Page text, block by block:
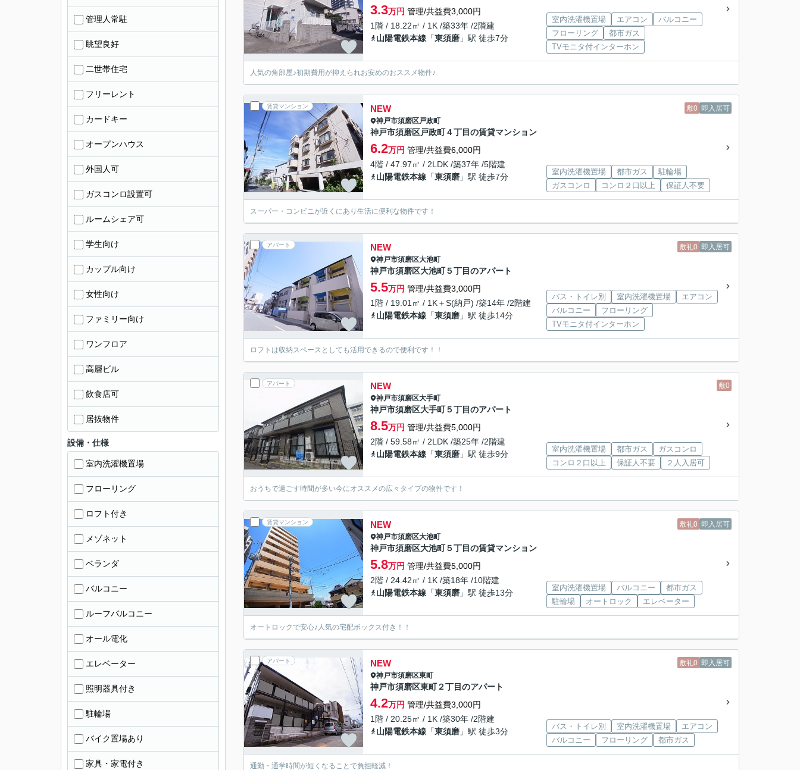
3.3万円 管理/共益費3,000円
1階 / 18.22㎡ / 1K /築33年 /2階建
山陽電鉄本線 「東須磨 」駅 徒歩7分
室内洗濯機置場 エアコン
バルコニー
フローリング
都市ガス
TVモニタ付インターホン
人気の角部屋♪初期費用が抑えられお安めのおススメ物件♪
賃貸マンション 敷0 即入居可
NEW
神戸市須磨区戸政町
神戸市須磨区戸政町４丁目の賃貸マンション
6.2万円 管理/共益費6,000円
4階 / 47.97㎡ / 2LDK /築37年 /5階建
山陽電鉄本線 「東須磨 」駅 徒歩7分
室内洗濯機置場 都市ガス
駐輪場
ガスコンロ
コンロ２口以上 保証人不要
スーパー・コンビニが近くにあり生活に便利な物件です！
アパート 敷礼0 即入居可
NEW
神戸市須磨区大池町
神戸市須磨区大池町５丁目のアパート
5.5万円 管理/共益費3,000円
1階 / 19.01㎡ / 1K＋S(納戸) /築14年 /2階建
山陽電鉄本線 「東須磨 」駅 徒歩14分
バス・トイレ別 室内洗濯機置場
エアコン
バルコニー
フローリング
TVモニタ付インターホン
ロフトは収納スペースとしても活用できるので便利です！！
アパート 敷0
NEW
神戸市須磨区大手町
神戸市須磨区大手町５丁目のアパート
8.5万円 管理/共益費5,000円
2階 / 59.58㎡ / 2LDK /築25年 /2階建
山陽電鉄本線 「東須磨 」駅 徒歩9分
室内洗濯機置場 都市ガス
ガスコンロ
コンロ２口以上
保証人不要 ２人入居可
おうちで過ごす時間が多い今にオススメの広々タイプの物件です！
賃貸マンション 敷礼0 即入居可
NEW
神戸市須磨区大池町
神戸市須磨区大池町５丁目の賃貸マンション
5.8万円 管理/共益費5,000円
2階 / 24.42㎡ / 1K /築18年 /10階建
山陽電鉄本線 「東須磨 」駅 徒歩13分
室内洗濯機置場 バルコニー
都市ガス
駐輪場
オートロック エレベーター
オートロックで安心♪人気の宅配ボックス付き！！
アパート 敷礼0 即入居可
NEW
神戸市須磨区東町
神戸市須磨区東町２丁目のアパート
4.2万円 管理/共益費3,000円
1階 / 20.25㎡ / 1K /築30年 /2階建
山陽電鉄本線 「東須磨 」駅 徒歩3分
バス・トイレ別 室内洗濯機置場
エアコン
バルコニー
フローリング 都市ガス
通勤・通学時間が短くなることで負担軽減！
管理人常駐
眺望良好
二世帯住宅
フリーレント
カードキー
オープンハウス
外国人可
ガスコンロ設置可
ルームシェア可
学生向け
カップル向け
女性向け
ファミリー向け
ワンフロア
高層ビル
飲食店可
居抜物件
設備・仕様
室内洗濯機置場
フローリング
ロフト付き
メゾネット
ベランダ
バルコニー
ルーフバルコニー
オール電化
エレベーター
照明器具付き
駐輪場
バイク置場あり
家具・家電付き